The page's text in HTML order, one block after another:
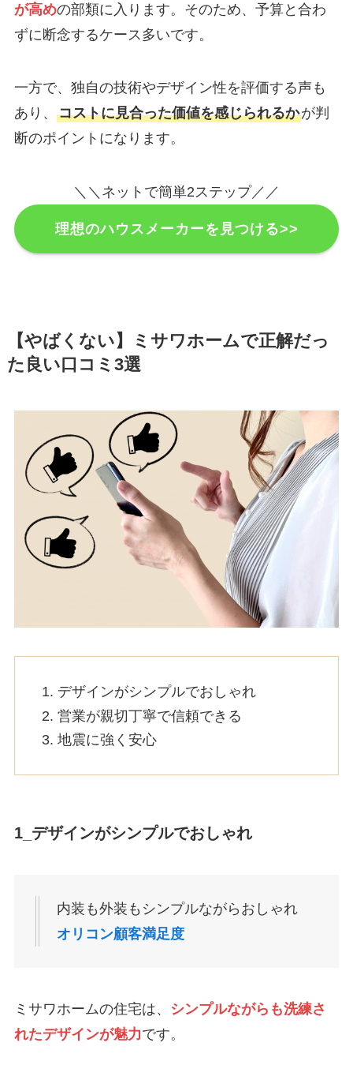
が高めの部類に入ります。そのため、予算と合わ
ずに断念するケース多いです。
一方で、独自の技術やデザイン性を評価する声も
あり、 コストに見合った価値を感じられるかが判
断のポイントになります。
＼＼ネットで簡単2ステップ／／
理想のハウスメーカーを見つける>>
【やばくない】ミサワホームで正解だっ
た良い口コミ3選
デザインがシンプルでおしゃれ
営業が親切丁寧で信頼できる
地震に強く安心
1_デザインがシンプルでおしゃれ
内装も外装もシンプルながらおしゃれ
オリコン顧客満足度
ミサワホームの住宅は、
シンプルながらも洗練さ
れたデザインが魅力です。